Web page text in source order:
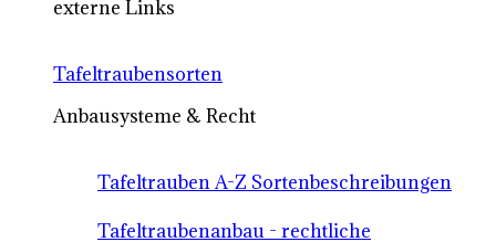
externe Links
Tafeltraubensorten
Anbausysteme & Recht
Tafeltrauben A-Z Sortenbeschreibungen
Tafeltraubenanbau - rechtliche